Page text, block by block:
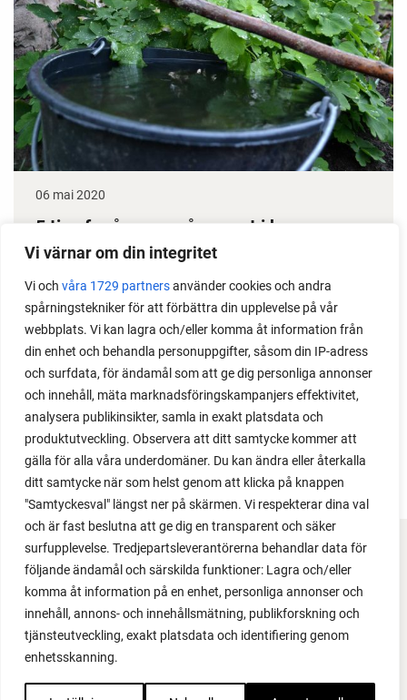
Vi värnar om din integritet
Vi och våra 1729 partnersanvänder cookies och andra
spårningstekniker för att förbättra din upplevelse på vår
webbplats. Vi kan lagra och/eller komma åt information från
din enhet och behandla personuppgifter, såsom din IP-adress
och surfdata, för ändamål som att ge dig personliga annonser
och innehåll, mäta marknadsföringskampanjers effektivitet,
analysera publikinsikter, samla in exakt platsdata och
produktutveckling. Observera att ditt samtycke kommer att
gälla för alla våra underdomäner. Du kan ändra eller återkalla
ditt samtycke när som helst genom att klicka på knappen
"Samtyckesval" längst ner på skärmen. Vi respekterar dina val
och är fast beslutna att ge dig en transparent och säker
surfupplevelse. Tredjepartsleverantörerna behandlar data för
följande ändamål och särskilda funktioner: Lagra och/eller
komma åt information på en enhet, personliga annonser och
innehåll, annons- och innehållsmätning, publikforskning och
tjänsteutveckling, exakt platsdata och identifiering genom
enhetsskanning.
06 mai 2020
5 tips for å spare på vannet i hagen
Det kan være utfordrende å dyrke uten stor tilgang
på vann. Men ofte går det lettere enn man tror å
redusere vannforbruket i hagen. Her gir jeg mine
beste tips til å spare på vannet.
FACEBOOK
YOUTUBE